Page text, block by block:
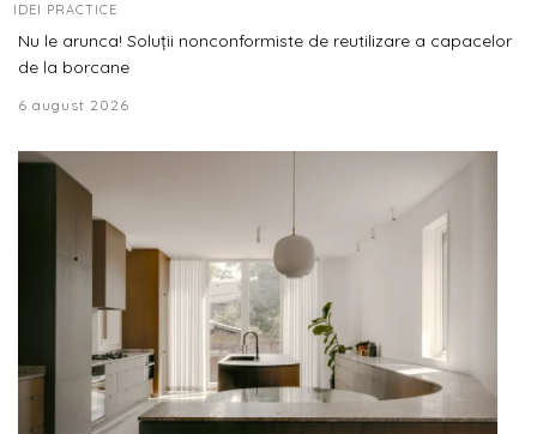
IDEI PRACTICE
Nu le arunca! Soluții nonconformiste de reutilizare a capacelor
de la borcane
6 august 2026